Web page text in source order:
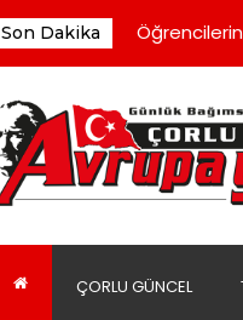
Son Dakika
“Yenilik
Şahpaz'dan
Çorlu'da
ÇORLU GÜNCEL